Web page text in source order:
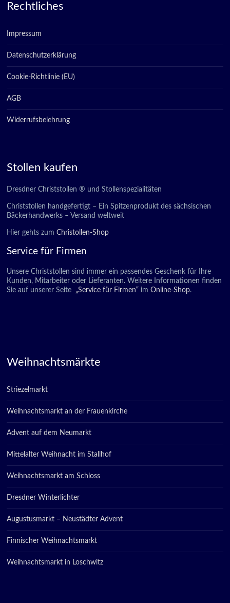
Rechtliches
Impressum
Datenschutzerklärung
Cookie-Richtlinie (EU)
AGB
Widerrufsbelehrung
Stollen kaufen
Dresdner Christstollen ® und Stollenspezialitäten
Christstollen handgefertigt – Ein Spitzenprodukt des sächsischen
Bäckerhandwerks – Versand weltweit
Hier gehts zumChristollen-Shop
Service für Firmen
Unsere Christstollen sind immer ein passendes Geschenk für Ihre
Kunden, Mitarbeiter oder Lieferanten. Weitere Informationen finden
Sie auf unserer Seite
„Service für Firmen“ im Online-Shop.
Weihnachtsmärkte
Striezelmarkt
Weihnachtsmarkt an der Frauenkirche
Advent auf dem Neumarkt
Mittelalter Weihnacht im Stallhof
Weihnachtsmarkt am Schloss
Dresdner Winterlichter
Augustusmarkt – Neustädter Advent
Finnischer Weihnachtsmarkt
Weihnachtsmarkt in Loschwitz